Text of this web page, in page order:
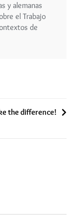
y alemanas
el Trabajo
de
the difference!